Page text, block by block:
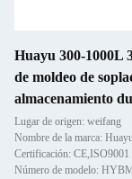
Huayu 300-1000L
de moldeo de
almacenamiento
Lugar de origen: weifang
Nombre de la marca:
Certificación: CE,ISO9001
Número de modelo: